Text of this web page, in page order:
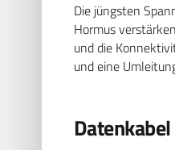
Die jüngsten
Hormus
und die
und eine